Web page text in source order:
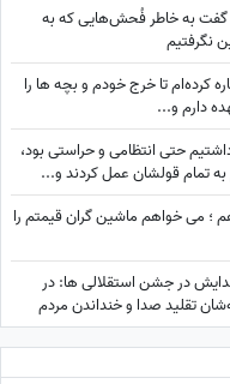
من گفت به خاطر فُحش‌هایی که به
نگرفتیم
مغازه ساندویچی 40 متری اجاره کرده‌ام تا خرج خودم و بچه ها را
حتی انتظامی و حراستی بود،
تمام قولشان عمل کردند و...
؛ می خواهم ماشین گران قیمتم را
صدایش در جشن استقلالی ها: در
تقلید صدا و خنداندن مردم